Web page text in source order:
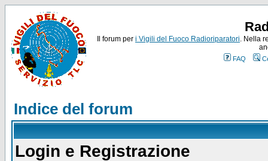
Il forum per i Vigili del Fuoco Radioriparatori. Nella
FAQ
Indice del forum
Login e Registrazione